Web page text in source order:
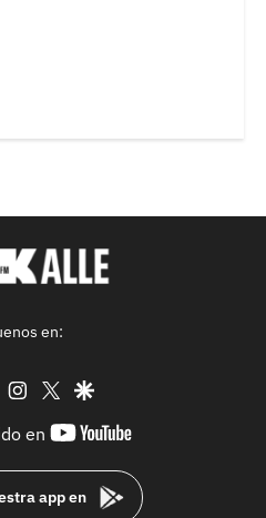
en:
tiktok instagram
twittergoogle
en
youtube-
app en